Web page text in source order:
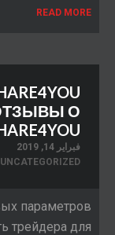
READ MORE
О
فبراير 14, 2019
UNCATEGORIZED
параметров
трейдера для